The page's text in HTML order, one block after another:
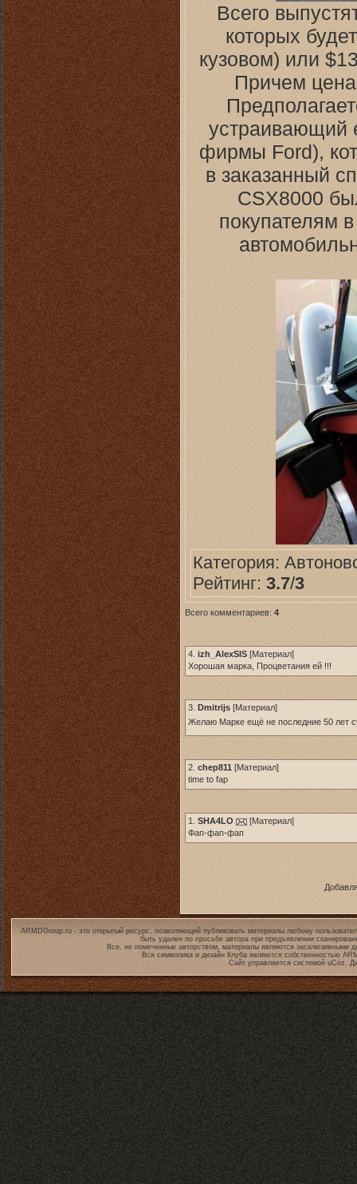
Всего
которых
кузовом) или
Причем цена
устраивающий
фирмы Ford),
в заказанный
CSX8000
покупателям
Категория:
Рейтинг: 3.7/3
Всего комментариев: 4
4. izh_AlexSIS [Материал]
Хорошая марка, Процветания ей !!!
3. Dmitrijs [Материал]
Желаю Марке ещё не последние 50 лет
2. chep811 [Материал]
time to fap
1. SHA4LO [Материал]
Фап-фап-фап
ARMDGroup.ru - это открытый ресурс, позволяющий публиковать материалы любому
быть удален по просьбе автора при предъявлении
Все, не помеченные авторством, материалы являются эксклюзивными
Вся символика и дизайн Клуба являются собственностью
Сайт управляется системой uCoz.